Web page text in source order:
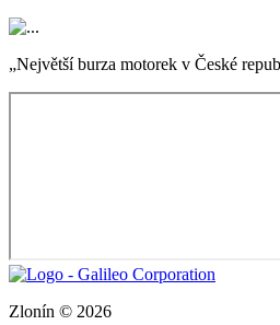
„Největší burza motorek v České
Zlonín © 2026